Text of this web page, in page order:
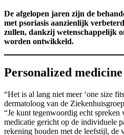
De afgelopen jaren zijn de
met psoriasis aanzienlijk
zullen, dankzij wetenschappelijk
worden ontwikkeld.
Personalized medicine
“Het is al lang niet meer ‘one size
dermatoloog van de
“Je kunt tegenwoordig echt spreken
medicatie gericht op de individuele
rekening houden met de leefstijl, de